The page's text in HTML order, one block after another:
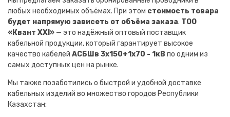
любых необходимых объёмах. При этом стоимость товара
будет напрямую зависеть от объёма заказа. ТОО
«Квант XXI» — это надёжный оптовый поставщик
кабельной продукции, который гарантирует высокое
качество кабелей АСБШв 3х150+1х70 - 1кВ по одним из
самых доступных цен на рынке.
Мы также позаботились о быстрой и удобной доставке
кабельных изделий во множество городов Республики
Казахстан: